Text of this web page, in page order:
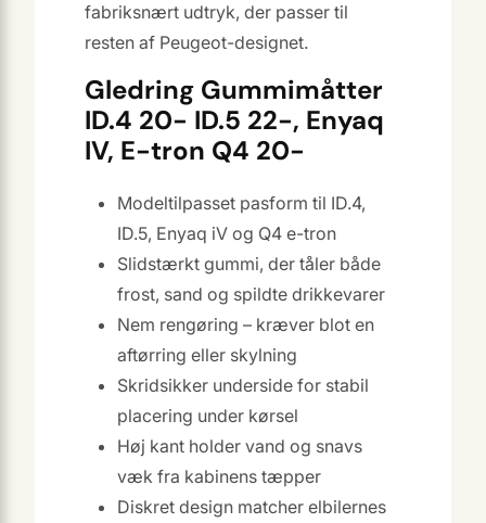
fabriksnært udtryk, der passer til
resten af Peugeot-designet.
Gledring Gummimåtter
ID.4 20- ID.5 22-, Enyaq
IV, E-tron Q4 20-
Modeltilpasset pasform til ID.4,
ID.5, Enyaq iV og Q4 e-tron
Slidstærkt gummi, der tåler både
frost, sand og spildte drikkevarer
Nem rengøring – kræver blot en
aftørring eller skylning
Skridsikker underside for stabil
placering under kørsel
Høj kant holder vand og snavs
væk fra kabinens tæpper
Diskret design matcher elbilernes